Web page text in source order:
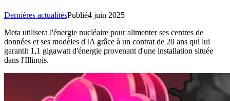
Dernières actualitésPublié4 juin 2025
Meta utilisera l'énergie nucléaire pour alimenter ses centres de
données et ses modèles d'IA grâce à un contrat de 20 ans qui lui
garantit 1,1 gigawatt d'énergie provenant d'une installation située
dans l'Illinois.